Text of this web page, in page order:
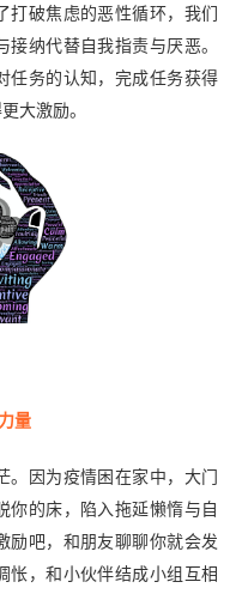
打破焦虑的恶性循环，我们
纳代替自我指责与厌恶。
任务的认知，完成任务获得
大激励。
量
。因为疫情困在家中，大门
你的床，陷入拖延懒惰与自
励吧，和朋友聊聊你就会发
怅，和小伙伴结成小组互相